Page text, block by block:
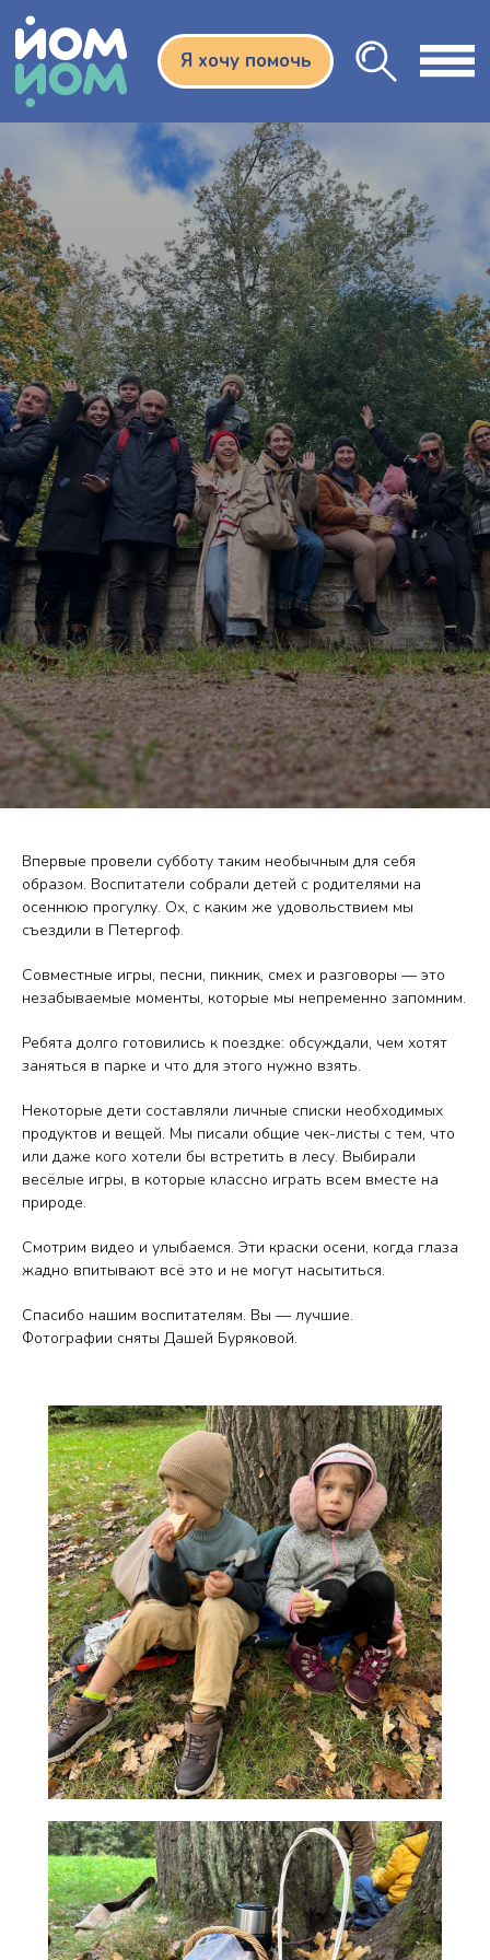
Я хочу помочь
Впервые провели субботу таким необычным для себя
образом. Воспитатели собрали детей с родителями на
осеннюю прогулку. Ох, с каким же удовольствием мы
съездили в Петергоф.
Совместные игры, песни, пикник, смех и разговоры — это
незабываемые моменты, которые мы непременно запомним.
Ребята долго готовились к поездке: обсуждали, чем хотят
заняться в парке и что для этого нужно взять.
Некоторые дети составляли личные списки необходимых
продуктов и вещей. Мы писали общие чек-листы с тем, что
или даже кого хотели бы встретить в лесу. Выбирали
весёлые игры, в которые классно играть всем вместе на
природе.
Смотрим видео и улыбаемся. Эти краски осени, когда глаза
жадно впитывают всё это и не могут насытиться.
Спасибо нашим воспитателям. Вы — лучшие.
Фотографии сняты Дашей Буряковой.